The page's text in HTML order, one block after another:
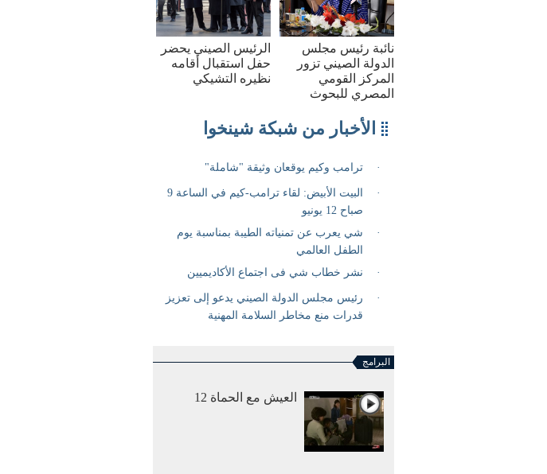
الرئيس الصيني يحضر
حفل استقبال أقامه
نظيره التشيكي
نائبة رئيس مجلس
الدولة الصيني تزور
المركز القومي
المصري للبحوث
البرامج
العيش مع الحماة 12